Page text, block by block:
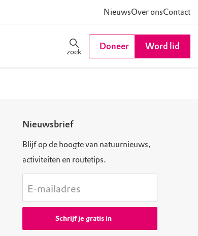
NieuwsOver onsContact
zoek
Doneer Word lid
Nieuwsbrief
Blijf op de hoogte van natuurnieuws,
activiteiten en routetips.
E-mailadres
Schrijf je gratis in